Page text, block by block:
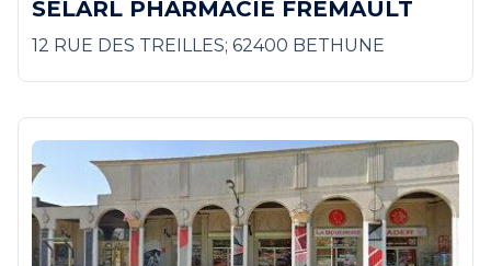
SELARL PHARMACIE FREMAULT
12 RUE DES TREILLES; 62400 BETHUNE